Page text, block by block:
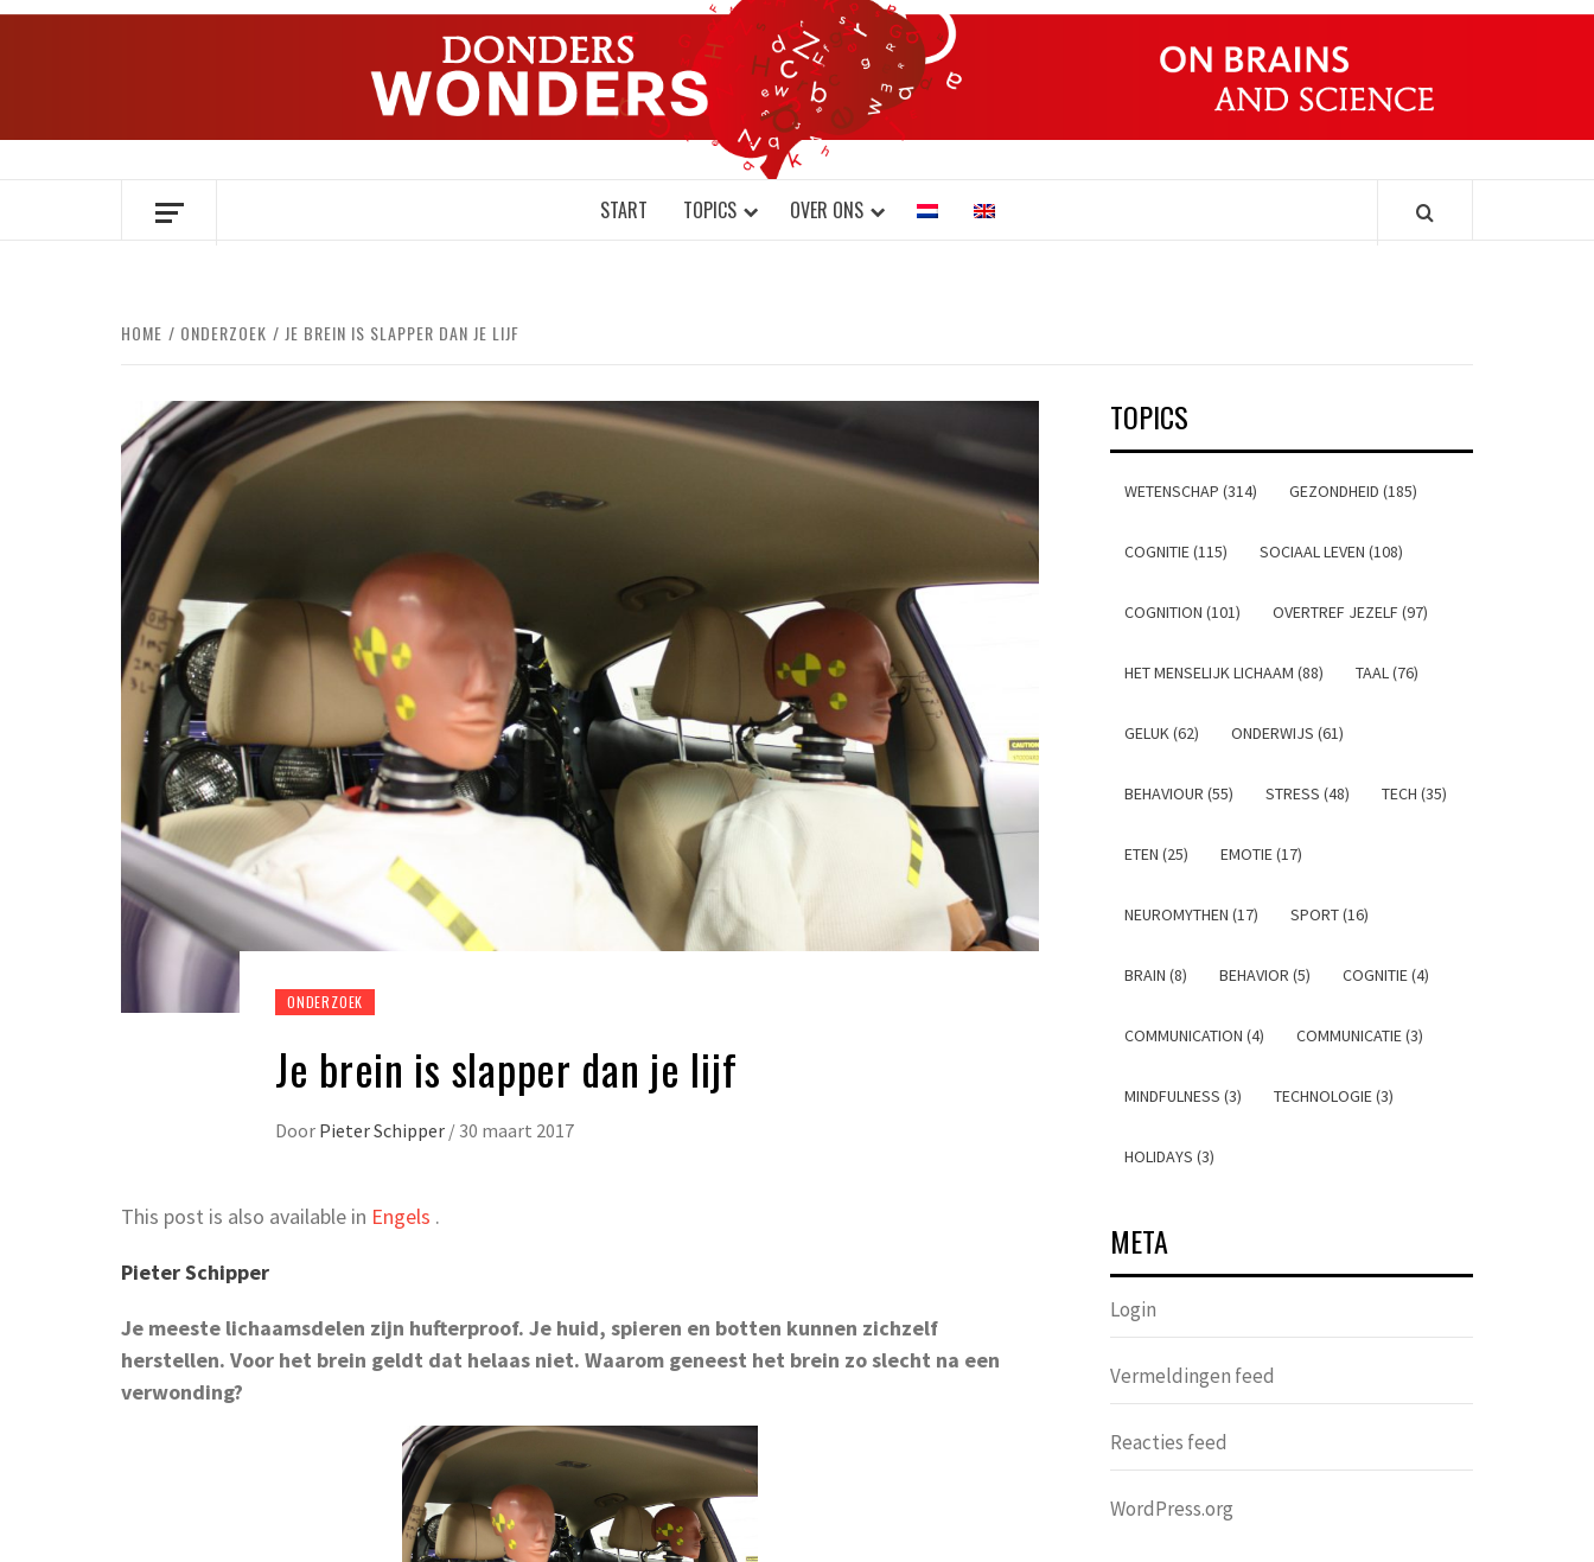
Ga
DONDERS WONDERS
OVER HERSENEN EN WETENSCHAP // ON BRAINS AND SCIENCE
START TOPICS OVER ONS
HOME ONDERZOEK JE BREIN IS SLAPPER DAN JE LIJF
ONDERZOEK
Je brein is slapper dan je lijf
Door Pieter Schipper / 30 maart 2017
This post is also available in Engels .
Pieter Schipper
Je meeste lichaamsdelen zijn hufterproof. Je huid, spieren en botten kunnen zichzelf
herstellen. Voor het brein geldt dat helaas niet. Waarom geneest het brein zo slecht na een
verwonding?
TOPICS
WETENSCHAP (314) GEZONDHEID (185)
COGNITIE (115) SOCIAAL LEVEN (108)
COGNITION (101) OVERTREF JEZELF (97)
HET MENSELIJK LICHAAM (88) TAAL (76)
GELUK (62) ONDERWIJS (61)
BEHAVIOUR (55) STRESS (48) TECH (35)
ETEN (25) EMOTIE (17)
NEUROMYTHEN (17) SPORT (16)
BRAIN (8) BEHAVIOR (5) COGNITIE (4)
COMMUNICATION (4) COMMUNICATIE (3)
MINDFULNESS (3) TECHNOLOGIE (3)
HOLIDAYS (3)
META
Login
Vermeldingen feed
Reacties feed
WordPress.org